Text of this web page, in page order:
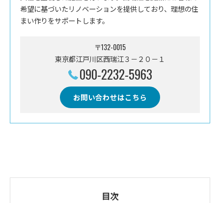
希望に基づいたリノベーションを提供しており、理想の住
まい作りをサポートします。
〒132-0015
東京都江戸川区西瑞江３－２０－１
090-2232-5963
お問い合わせはこちら
目次